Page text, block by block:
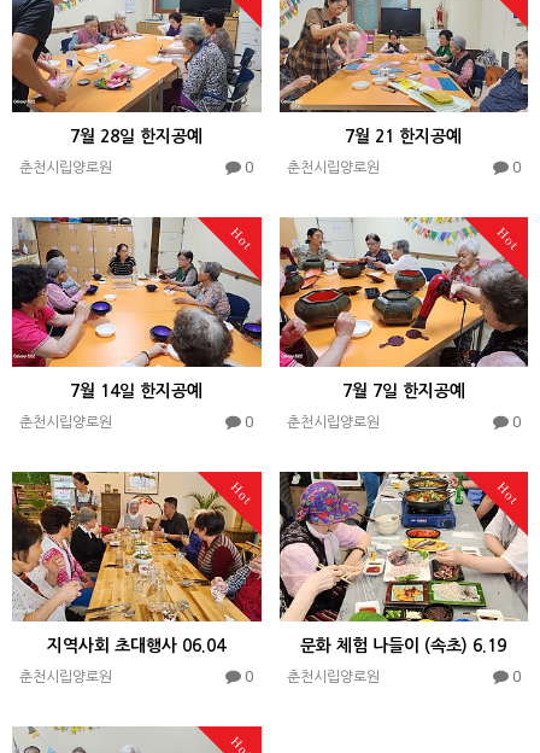
7월 28일 한지공예
춘천시립양로원 0
7월 21 한지공예
춘천시립양로원 0
Hot
7월 14일 한지공예
춘천시립양로원 0
Hot
7월 7일 한지공예
춘천시립양로원 0
Hot
지역사회 초대행사 06.04
춘천시립양로원 0
Hot
문화 체험 나들이 (속초) 6.19
춘천시립양로원 0